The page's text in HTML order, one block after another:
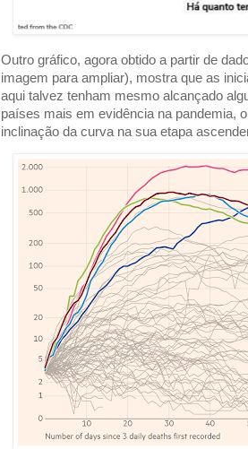
Outro gráfico, agora obtido a partir de
imagem para ampliar), mostra que as
aqui talvez tenham mesmo alcançado
países mais em evidência na pandemia,
inclinação da curva na sua etapa